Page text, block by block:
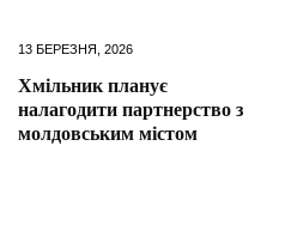
13 БЕРЕЗНЯ, 2026
Хмільник планує
налагодити партнерство з
молдовським містом